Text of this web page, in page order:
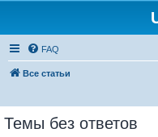
FAQ
Все статьи
Темы без ответов